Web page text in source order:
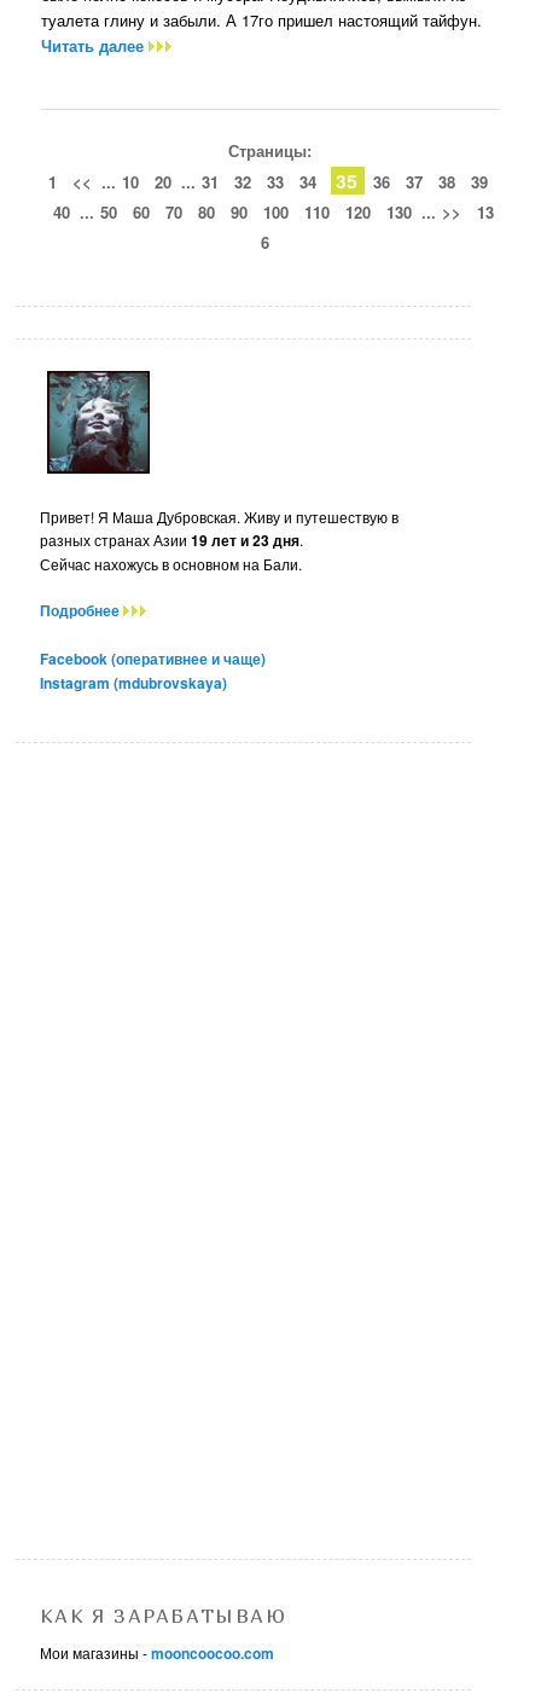
туалета глину и забыли. А 17го пришел настоящий тайфун.
Читать далее
Страницы:
1
<< ... 10 20 ... 31 32 33 34 35 36 37 38
39
40 ... 50 60 70 80 90 100 110 120 130 ... >>
13
6
Привет! Я Маша Дубровская. Живу и путешествую в
разных странах Азии19 лет и 23 дня.
Сейчас нахожусь в основном на Бали.
Подробнее
Facebook (оперативнее и чаще)
Instagram (mdubrovskaya)
КАК Я ЗАРАБАТЫВАЮ
Мои магазины -mooncoocoo.com